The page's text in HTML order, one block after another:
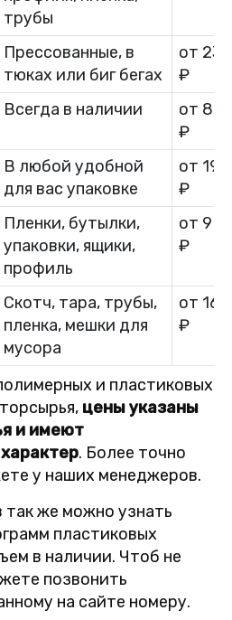
трубы
Прессованные, в
тюках или биг бегах
от 23
₽
Всегда в наличии
от 8
₽
В любой удобной
для вас упаковке
от 19
₽
Пленки, бутылки,
упаковки, ящики,
профиль
от 9
₽
Скотч, тара, трубы,
пленка, мешки для
мусора
от 16
₽
и пластиковых
цены указаны
и имеют
. Более точно
у наших менеджеров.
так же можно узнать
пластиковых
в наличии. Чтоб не
позвонить
на сайте номеру.